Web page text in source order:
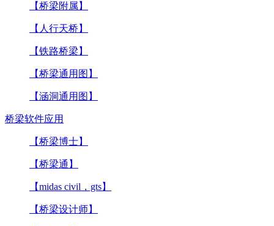
【桥梁附属】
【人行天桥】
【铁路桥梁】
【桥梁通用图】
【涵洞通用图】
桥梁软件应用
【桥梁博士】
【桥梁通】
【midas civil，gts】
【桥梁设计师】